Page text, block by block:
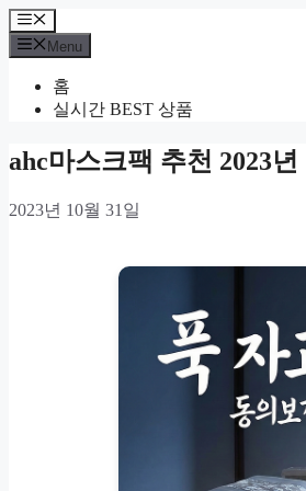
Skip
to
content
Menu
Menu
홈
실시간 BEST 상품
ahc마스크팩 추천 2023
2023년 10월 31일